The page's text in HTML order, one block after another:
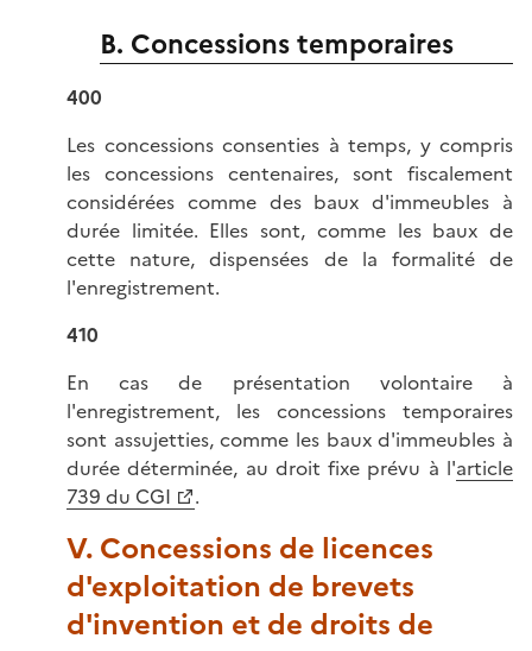
B. Concessions temporaires
400
Les concessions consenties à temps, y compris
les concessions centenaires, sont fiscalement
considérées comme des baux d'immeubles à
durée limitée. Elles sont, comme les baux de
cette nature, dispensées de la formalité de
l'enregistrement.
410
En cas de présentation volontaire à
l'enregistrement, les concessions temporaires
sont assujetties, comme les baux d'immeubles à
durée déterminée, au droit fixe prévu à l'article
739 du CGI
.
V. Concessions de licences
d'exploitation de brevets
d'invention et de droits de